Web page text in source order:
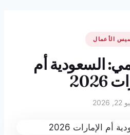
الأعمال
السعودية أم
2026